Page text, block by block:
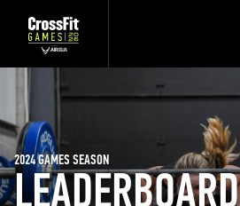
LEADERBOARD
2024 GAMES SEASON